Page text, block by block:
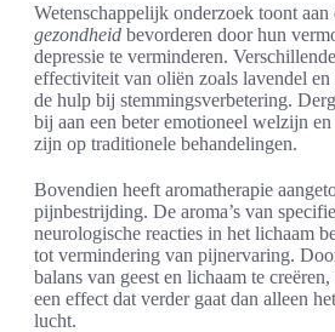
Wetenschappelijk onderzoek toont aan
gezondheid bevorderen door hun
depressie te verminderen.
effectiviteit van oliën zoals lavendel en
de hulp bij stemmingsverbetering.
bij aan een beter emotioneel welzijn
zijn op traditionele behandelingen.
Bovendien heeft aromatherapie
pijnbestrijding. De aroma’s van
neurologische reacties in het lichaam
tot vermindering van pijnervaring.
balans van geest en lichaam te
een effect dat verder gaat dan alleen
lucht.